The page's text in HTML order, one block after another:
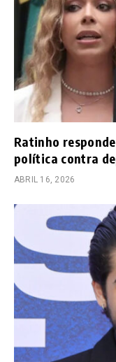
Ratinho
política contra
ABRIL 16, 2026